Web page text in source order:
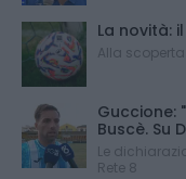
La novità:
Alla
Guccione:
Buscè. Su
Le
Rete 8